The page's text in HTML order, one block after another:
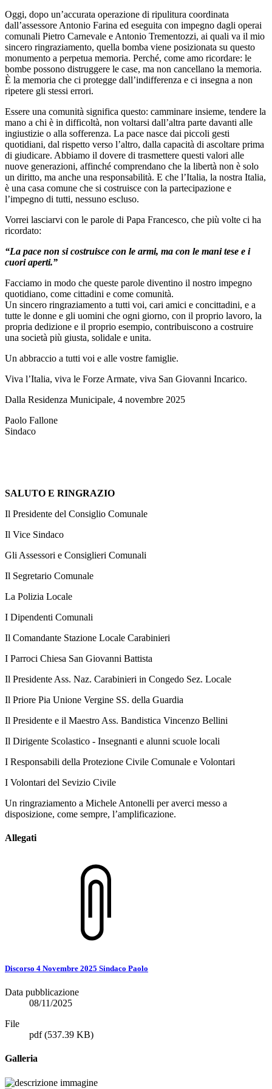
Oggi, dopo un’accurata operazione di ripulitura coordinata
dall’assessore Antonio Farina ed eseguita con impegno dagli operai
comunali Pietro Carnevale e Antonio Trementozzi, ai quali va il mio
sincero ringraziamento, quella bomba viene posizionata su questo
monumento a perpetua memoria. Perché, come amo ricordare: le
bombe possono distruggere le case, ma non cancellano la memoria.
È la memoria che ci protegge dall’indifferenza e ci insegna a non
ripetere gli stessi errori.
Essere una comunità significa questo: camminare insieme, tendere la
mano a chi è in difficoltà, non voltarsi dall’altra parte davanti alle
ingiustizie o alla sofferenza. La pace nasce dai piccoli gesti
quotidiani, dal rispetto verso l’altro, dalla capacità di ascoltare prima
di giudicare. Abbiamo il dovere di trasmettere questi valori alle
nuove generazioni, affinché comprendano che la libertà non è solo
un diritto, ma anche una responsabilità. E che l’Italia, la nostra Italia,
è una casa comune che si costruisce con la partecipazione e
l’impegno di tutti, nessuno escluso.
Vorrei lasciarvi con le parole di Papa Francesco, che più volte ci ha
ricordato:
“La pace non si costruisce con le armi, ma con le mani tese e i
cuori aperti.”
Facciamo in modo che queste parole diventino il nostro impegno
quotidiano, come cittadini e come comunità.
Un sincero ringraziamento a tutti voi, cari amici e concittadini, e a
tutte le donne e gli uomini che ogni giorno, con il proprio lavoro, la
propria dedizione e il proprio esempio, contribuiscono a costruire
una società più giusta, solidale e unita.
Un abbraccio a tutti voi e alle vostre famiglie.
Viva l’Italia, viva le Forze Armate, viva San Giovanni Incarico.
Dalla Residenza Municipale, 4 novembre 2025
Paolo Fallone
Sindaco
SALUTO E RINGRAZIO
Il Presidente del Consiglio Comunale
Il Vice Sindaco
Gli Assessori e Consiglieri Comunali
Il Segretario Comunale
La Polizia Locale
I Dipendenti Comunali
Il Comandante Stazione Locale Carabinieri
I Parroci Chiesa San Giovanni Battista
Il Presidente Ass. Naz. Carabinieri in Congedo Sez. Locale
Il Priore Pia Unione Vergine SS. della Guardia
Il Presidente e il Maestro Ass. Bandistica Vincenzo Bellini
Il Dirigente Scolastico - Insegnanti e alunni scuole locali
I Responsabili della Protezione Civile Comunale e Volontari
I Volontari del Sevizio Civile
Un ringraziamento a Michele Antonelli per averci messo a
disposizione, come sempre, l’amplificazione.
Allegati
Discorso 4 Novembre 2025 Sindaco Paolo
Data pubblicazione
08/11/2025
File
pdf(537.39 KB)
Galleria